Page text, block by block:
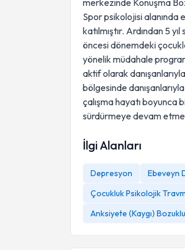
merkezinde Konuşma
Spor psikolojisi alanında
katılmıştır. Ardından 5
öncesi dönemdeki
yönelik müdahale
aktif olarak
bölgesinde
çalışma hayatı boyunca
sürdürmeye devam
İlgi Alanları
Depresyon Ebeveyn
Çocukluk Psikolojik
Anksiyete (Kaygı)